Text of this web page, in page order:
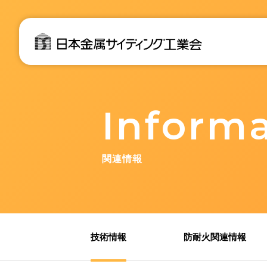
関連情報
技術情報 防耐火関連情報